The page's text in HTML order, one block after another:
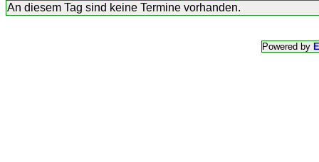
An diesem Tag sind keine Termine vorhanden.
Powered by